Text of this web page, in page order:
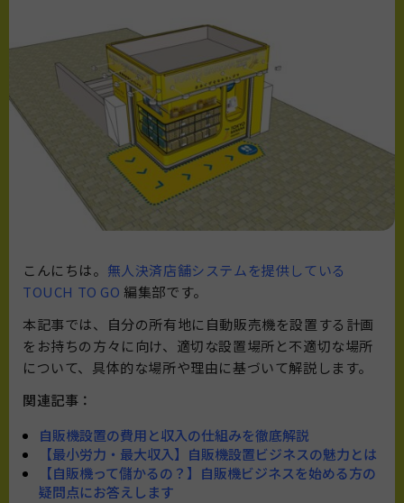
こんにちは。 無人決済店舗システムを提供している
TOUCH TO GO 編集部です。
本記事では、自分の所有地に自動販売機を設置する計画
をお持ちの方々に向け、適切な設置場所と不適切な場所
について、具体的な場所や理由に基づいて解説します。
関連記事：
自販機設置の費用と収入の仕組みを徹底解説
【最小労力・最大収入】自販機設置ビジネスの魅力とは
【自販機って儲かるの？】自販機ビジネスを始める方の
疑問点にお答えします